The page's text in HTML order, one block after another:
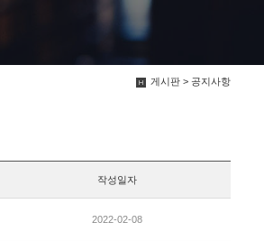
게시판 > 공지사항
작성일자
2022-02-08